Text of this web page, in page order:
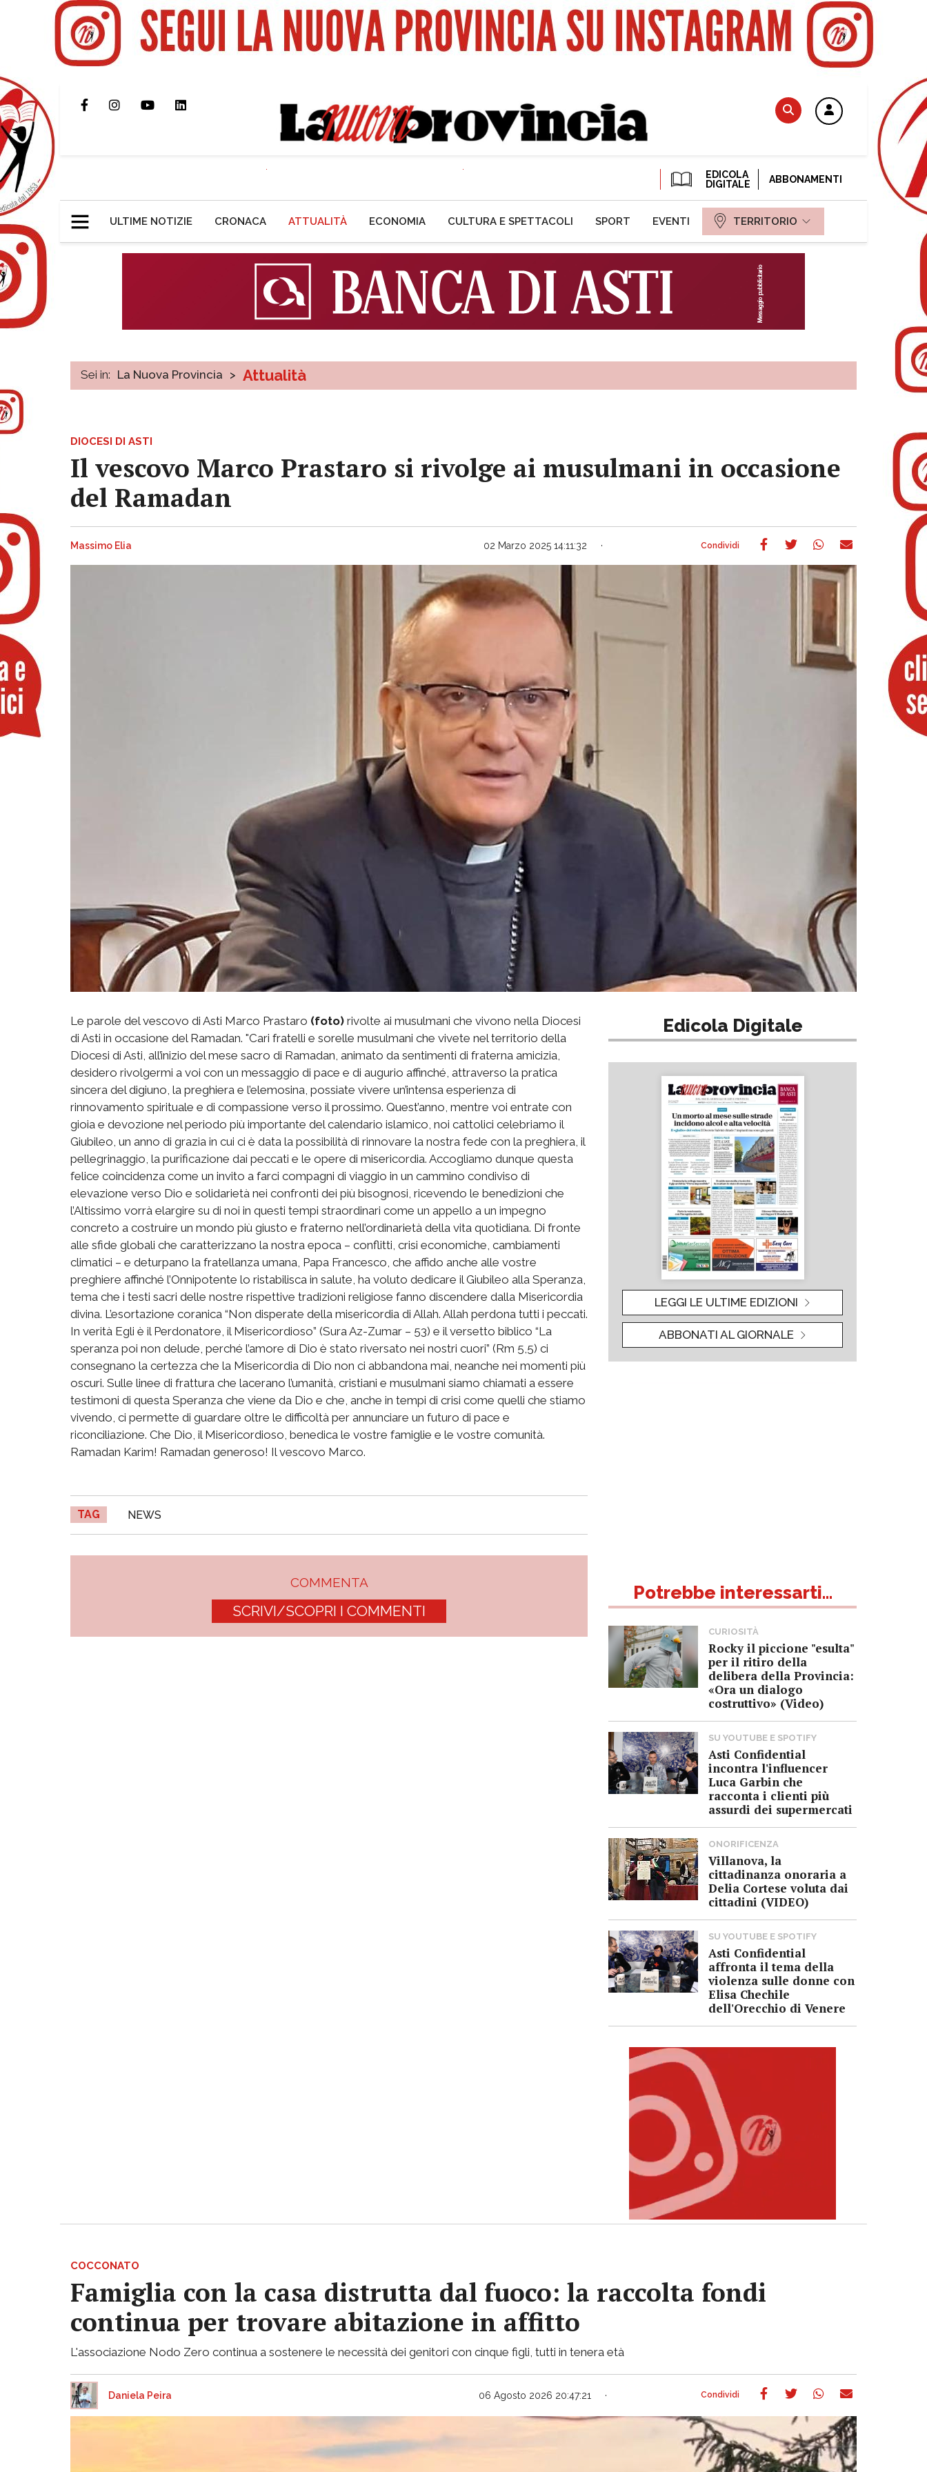
EDICOLA
DIGITALE
ABBONAMENTI
ULTIME NOTIZIE CRONACA ATTUALITÀ ECONOMIA CULTURA E SPETTACOLI SPORT EVENTI TERRITORIO
Sei in: La Nuova Provincia > Attualità
DIOCESI DI ASTI
Il vescovo Marco Prastaro si rivolge ai musulmani in occasione
del Ramadan
Massimo Elia 02 Marzo 2025 14:11:32
Le parole del vescovo di Asti Marco Prastaro (foto) rivolte ai musulmani che vivono nella Diocesi
di Asti in occasione del Ramadan. "Cari fratelli e sorelle musulmani che vivete nel territorio della
Diocesi di Asti, all’inizio del mese sacro di Ramadan, animato da sentimenti di fraterna amicizia,
desidero rivolgermi a voi con un messaggio di pace e di augurio affinché, attraverso la pratica
sincera del digiuno, la preghiera e l’elemosina, possiate vivere un’intensa esperienza di
rinnovamento spirituale e di compassione verso il prossimo. Quest’anno, mentre voi entrate con
gioia e devozione nel periodo più importante del calendario islamico, noi cattolici celebriamo il
Giubileo, un anno di grazia in cui ci è data la possibilità di rinnovare la nostra fede con la preghiera, il
pellegrinaggio, la purificazione dai peccati e le opere di misericordia. Accogliamo dunque questa
felice coincidenza come un invito a farci compagni di viaggio in un cammino condiviso di
elevazione verso Dio e solidarietà nei confronti dei più bisognosi, ricevendo le benedizioni che
l’Altissimo vorrà elargire su di noi in questi tempi straordinari come un appello a un impegno
concreto a costruire un mondo più giusto e fraterno nell’ordinarietà della vita quotidiana. Di fronte
alle sfide globali che caratterizzano la nostra epoca – conflitti, crisi economiche, cambiamenti
climatici – e deturpano la fratellanza umana, Papa Francesco, che affido anche alle vostre
preghiere affinché l’Onnipotente lo ristabilisca in salute, ha voluto dedicare il Giubileo alla Speranza,
tema che i testi sacri delle nostre rispettive tradizioni religiose fanno discendere dalla Misericordia
divina. L’esortazione coranica “Non disperate della misericordia di Allah. Allah perdona tutti i peccati.
In verità Egli è il Perdonatore, il Misericordioso” (Sura Az-Zumar – 53) e il versetto biblico “La
speranza poi non delude, perché l’amore di Dio è stato riversato nei nostri cuori” (Rm 5,5) ci
consegnano la certezza che la Misericordia di Dio non ci abbandona mai, neanche nei momenti più
oscuri. Sulle linee di frattura che lacerano l’umanità, cristiani e musulmani siamo chiamati a essere
testimoni di questa Speranza che viene da Dio e che, anche in tempi di crisi come quelli che stiamo
vivendo, ci permette di guardare oltre le difficoltà per annunciare un futuro di pace e
riconciliazione. Che Dio, il Misericordioso, benedica le vostre famiglie e le vostre comunità.
Ramadan Karim! Ramadan generoso! Il vescovo Marco.
TAG NEWS
COMMENTA
SCRIVI/SCOPRI I COMMENTI
Edicola Digitale
LEGGI LE ULTIME EDIZIONI
ABBONATI AL GIORNALE
Potrebbe interessarti...
CURIOSITÀ
Rocky il piccione "esulta"
per il ritiro della
delibera della Provincia:
«Ora un dialogo
costruttivo» (Video)
SU YOUTUBE E SPOTIFY
Asti Confidential
incontra l'influencer
Luca Garbin che
racconta i clienti più
assurdi dei supermercati
ONORIFICENZA
Villanova, la
cittadinanza onoraria a
Delia Cortese voluta dai
cittadini (VIDEO)
SU YOUTUBE E SPOTIFY
Asti Confidential
affronta il tema della
violenza sulle donne con
Elisa Chechile
dell'Orecchio di Venere
COCCONATO
Famiglia con la casa distrutta dal fuoco: la raccolta fondi
continua per trovare abitazione in affitto
L'associazione Nodo Zero continua a sostenere le necessità dei genitori con cinque figli, tutti in tenera età
Daniela Peira 06 Agosto 2026 20:47:21